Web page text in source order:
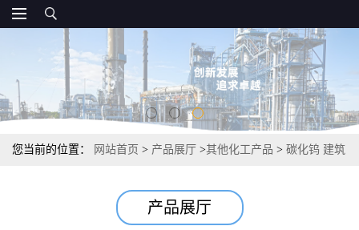
您当前的位置： 网站首页 > 产品展厅 >其他化工产品 > 碳化钨 建筑
产品展厅